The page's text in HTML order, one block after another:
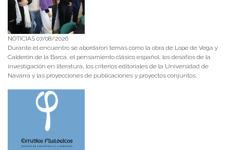
NOTICIAS 07/08/2026
Durante el encuentro se abordaron temas como la obra de Lope de Vega y
Calderón de la Barca, el pensamiento clásico español, los desafíos de la
investigación en literatura, los criterios editoriales de la Universidad de
Navarra y las proyecciones de publicaciones y proyectos conjuntos.